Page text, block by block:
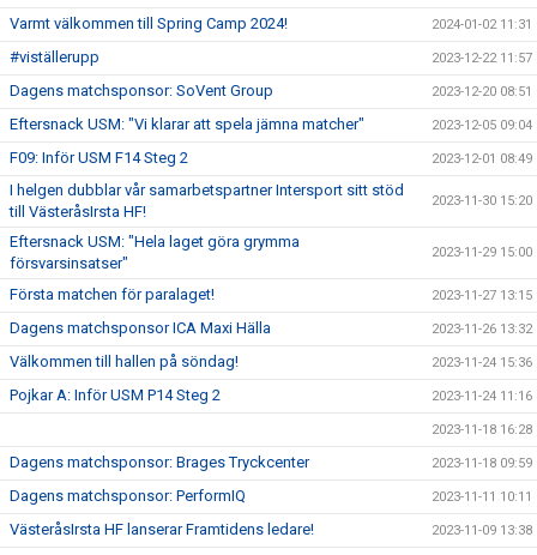
Varmt välkommen till Spring Camp 2024! 2024-01-02 11:31
#viställerupp 2023-12-22 11:57
Dagens matchsponsor: SoVent Group 2023-12-20 08:51
Eftersnack USM: "Vi klarar att spela jämna matcher" 2023-12-05 09:04
F09: Inför USM F14 Steg 2 2023-12-01 08:49
I helgen dubblar vår samarbetspartner Intersport sitt stöd
till VästeråsIrsta HF!
2023-11-30 15:20
Eftersnack USM: "Hela laget göra grymma
försvarsinsatser"
2023-11-29 15:00
Första matchen för paralaget! 2023-11-27 13:15
Dagens matchsponsor ICA Maxi Hälla 2023-11-26 13:32
Välkommen till hallen på söndag! 2023-11-24 15:36
Pojkar A: Inför USM P14 Steg 2 2023-11-24 11:16
2023-11-18 16:28
Dagens matchsponsor: Brages Tryckcenter 2023-11-18 09:59
Dagens matchsponsor: PerformIQ 2023-11-11 10:11
VästeråsIrsta HF lanserar Framtidens ledare! 2023-11-09 13:38